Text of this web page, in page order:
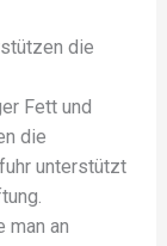
die
Fett und
die
unterstützt
man an